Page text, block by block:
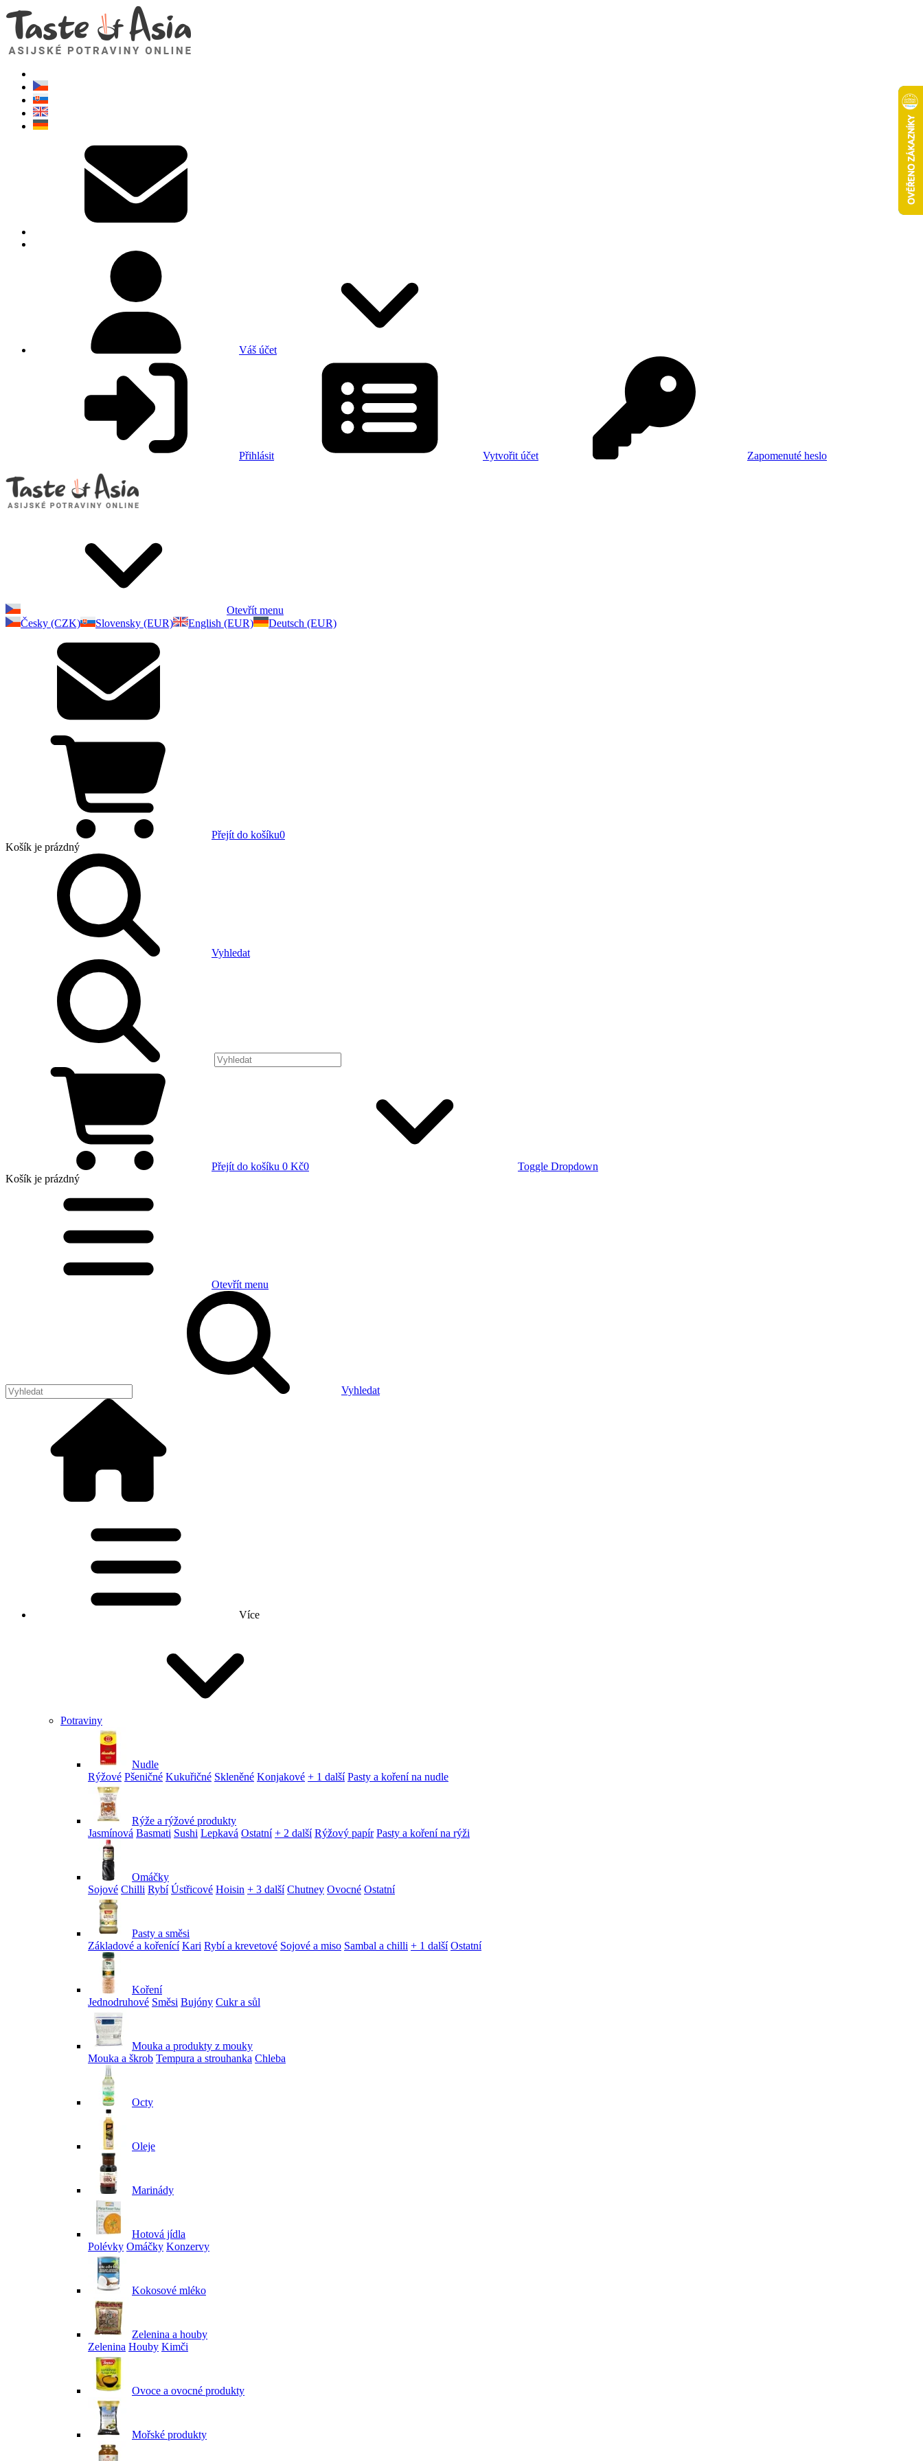
Váš účet
Přihlásit Vytvořit účet Zapomenuté heslo
Otevřít menu
Česky (CZK)
Slovensky (EUR) English (EUR) Deutsch (EUR)
Přejít do košíku0
Košík je prázdný
Vyhledat
Přejít do košíku 0 Kč0
Toggle Dropdown
Košík je prázdný
Otevřít menu
Vyhledat
Více
Potraviny
Nudle
Rýžové Pšeničné Kukuřičné Skleněné Konjakové + 1 další Pasty a koření na nudle
Rýže a rýžové produkty
Jasmínová Basmati Sushi Lepkavá Ostatní + 2 další Rýžový papír Pasty a koření na rýži
Omáčky
Sojové Chilli Rybí Ústřicové Hoisin + 3 další Chutney Ovocné Ostatní
Pasty a směsi
Základové a kořenící Kari Rybí a krevetové Sojové a miso Sambal a chilli + 1 další Ostatní
Koření
Jednodruhové Směsi Bujóny Cukr a sůl
Mouka a produkty z mouky
Mouka a škrob Tempura a strouhanka Chleba
Octy
Oleje
Marinády
Hotová jídla
Polévky Omáčky Konzervy
Kokosové mléko
Zelenina a houby
Zelenina Houby Kimči
Ovoce a ovocné produkty
Mořské produkty